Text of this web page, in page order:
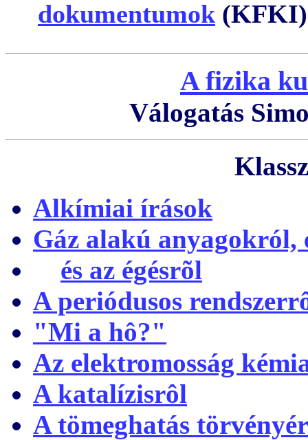
dokumentumok (KFKI)
A fizika
Válogatás
Alkímiai írások
Gáz alakú
és az égésrõl
A periódusos
"Mi a hô?"
Az elektromosság
A katalízisrôl
A tömeghatás